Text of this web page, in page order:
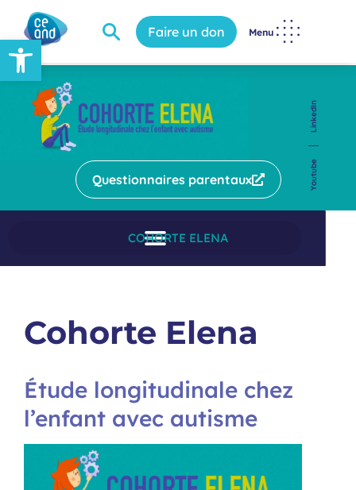
Ouvrir la barre d’outils Faire un don Menu
Youtube
LinkedIn
Questionnaires parentaux
COHORTE ELENA
Cohorte Elena
Étude longitudinale chez
l’enfant avec autisme